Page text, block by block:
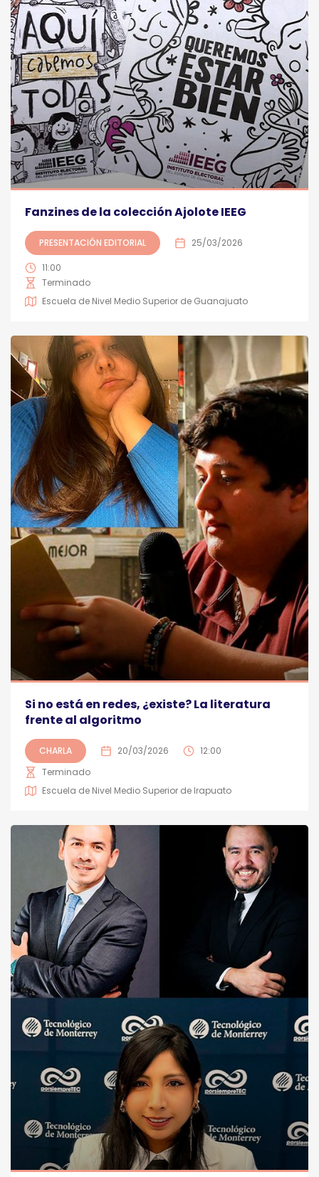
Fanzines de la colección Ajolote IEEG
PRESENTACIÓN EDITORIAL 25/03/2026
11:00
Terminado
Escuela de Nivel Medio Superior de Guanajuato
Si no está en redes, ¿existe? La literatura
frente al algoritmo
CHARLA 20/03/2026
12:00
Terminado
Escuela de Nivel Medio Superior de Irapuato